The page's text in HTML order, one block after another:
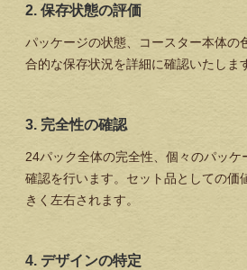
2. 保存状態の評価
パッケージの状態、コースター本体の
合的な保存状況を詳細に確認いたしま
3. 完全性の確認
24パック全体の完全性、個々のパッケ
確認を行います。セット品としての価
きく左右されます。
4. デザインの特定